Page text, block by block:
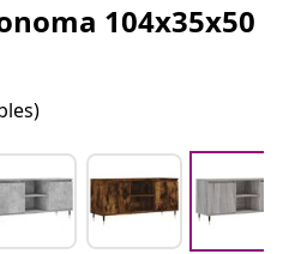
104x35x50